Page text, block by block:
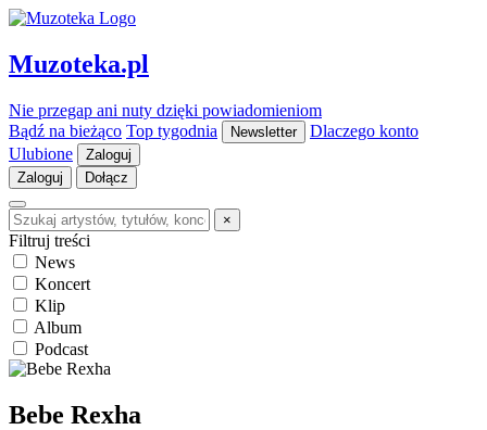
Muzoteka.pl
Nie przegap ani nuty dzięki powiadomieniom
Bądź na bieżąco Top tygodnia Newsletter
Dlaczego konto
Ulubione
Zaloguj
Zaloguj
Dołącz
×
Filtruj treści
News
Koncert
Klip
Album
Podcast
Bebe Rexha